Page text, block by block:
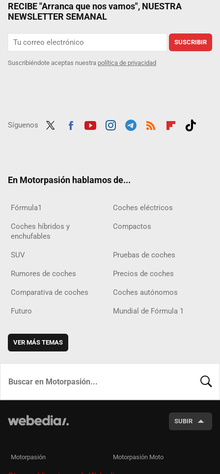
RECIBE "Arranca que nos vamos", NUESTRA
NEWSLETTER SEMANAL
SUSCRIBIR
Suscribiéndote aceptas nuestra política de privacidad
Síguenos
En Motorpasión hablamos de...
Fórmula1 Coches eléctricos
Coches híbridos y
enchufables
Compactos
SUV Pruebas de coches
Rumores de coches Precios de coches
Comparativa de coches Coches autónomos
Futuro Mundial de Fórmula 1
VER MÁS TEMAS
SUBIR
Motorpasión Motorpasión Moto